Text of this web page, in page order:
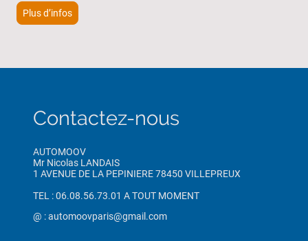
Plus d’infos
Contactez-nous
AUTOMOOV
Mr Nicolas LANDAIS
1 AVENUE DE LA PEPINIERE 78450 VILLEPREUX
TEL : 06.08.56.73.01 A TOUT MOMENT
@ : automoovparis@gmail.com